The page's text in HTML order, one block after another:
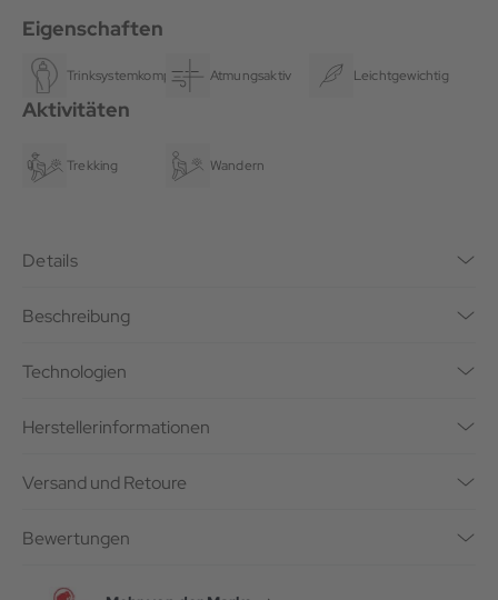
Eigenschaften
Trinksystemkompatibel Atmungsaktiv Leichtgewichtig
Aktivitäten
Trekking Wandern
Details
Beschreibung
Technologien
Herstellerinformationen
Versand und Retoure
Bewertungen